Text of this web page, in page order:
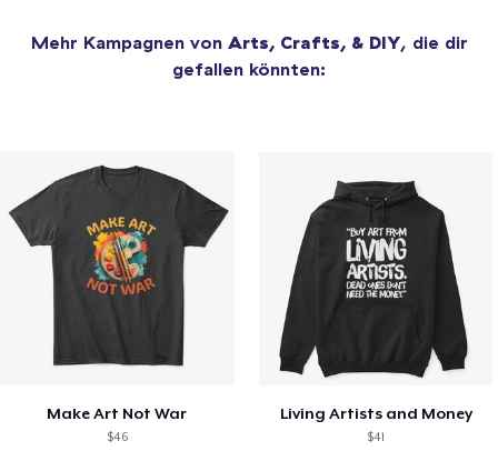
Mehr Kampagnen von Arts, Crafts, & DIY, die dir
gefallen könnten:
Make Art Not War
$46
Living Artists and Money
$41